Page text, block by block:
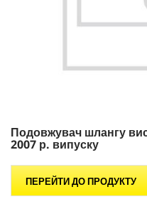
Подовжувач шлангу
2007 р. випуску
ПЕРЕЙТИ ДО ПРОДУКТУ